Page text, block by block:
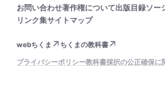
お問い合わせ著作権について出版目録ソー
リンク集サイトマップ
webちくま
ちくまの教科書
プライバシーポリシー教科書採択の公正確保に